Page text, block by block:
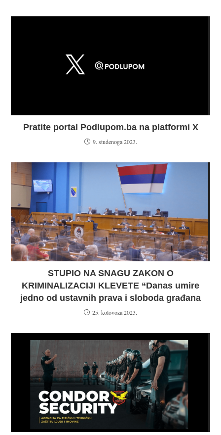
Pratite portal Podlupom.ba na platformi X
9. studenoga 2023.
STUPIO NA SNAGU ZAKON O
KRIMINALIZACIJI KLEVETE “Danas umire
jedno od ustavnih prava i sloboda građana
25. kolovoza 2023.